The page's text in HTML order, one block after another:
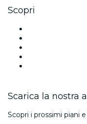
Scopri
Scarica la nostra
Scopri i prossimi piani